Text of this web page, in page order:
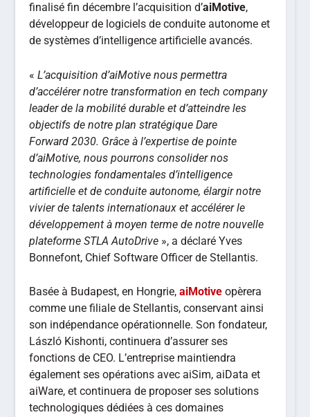
finalisé fin décembre l’acquisition d’aiMotive,
développeur de logiciels de conduite autonome et
de systèmes d’intelligence artificielle avancés.
«L’acquisition d’aiMotive nous permettra
d’accélérer notre transformation en tech company
leader de la mobilité durable et d’atteindre les
objectifs de notre plan stratégique Dare
Forward 2030. Grâce à l’expertise de pointe
d’aiMotive, nous pourrons consolider nos
technologies fondamentales d’intelligence
artificielle et de conduite autonome, élargir notre
vivier de talents internationaux et accélérer le
développement à moyen terme de notre nouvelle
plateforme STLA AutoDrive », a déclaré Yves
Bonnefont, Chief Software Officer de Stellantis.
Basée à Budapest, en Hongrie,aiMotive opèrera
comme une filiale de Stellantis, conservant ainsi
son indépendance opérationnelle. Son fondateur,
László Kishonti, continuera d’assurer ses
fonctions de CEO. L’entreprise maintiendra
également ses opérations avec aiSim, aiData et
aiWare, et continuera de proposer ses solutions
technologiques dédiées à ces domaines